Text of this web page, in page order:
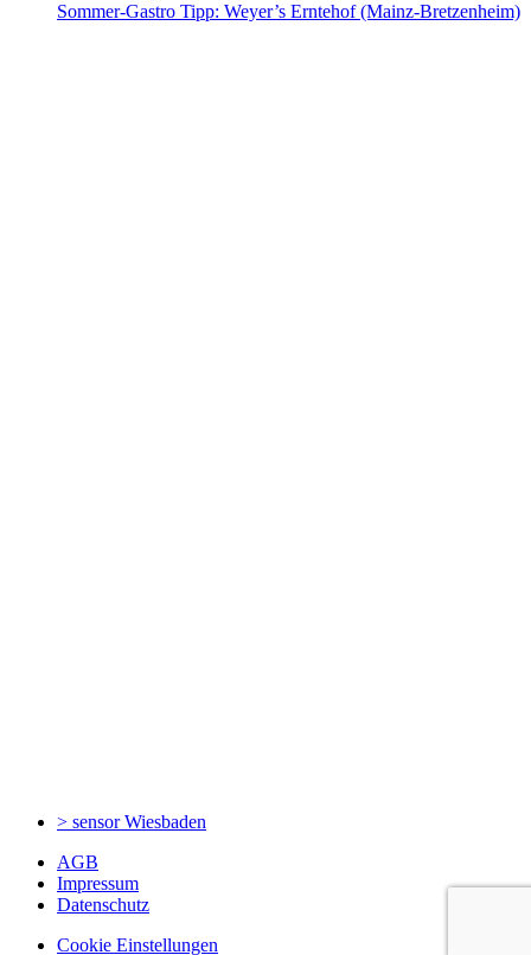
Sommer-Gastro Tipp: Weyer’s Erntehof (Mainz-Bretzenheim)
> sensorWiesbaden
AGB
Impressum
Datenschutz
Cookie Einstellungen